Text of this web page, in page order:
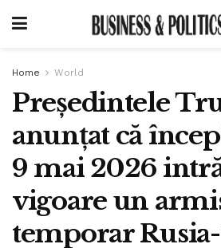
Home World
Președintele
anunțat că
9 mai 2026
vigoare un
temporar